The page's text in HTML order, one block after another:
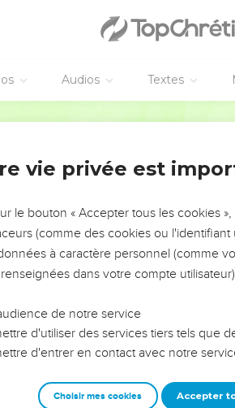
Audios Textes
DE L’ANNÉE !
LES VOTRES ?
leur impact, leur foi ou leur vision. Mais
qu'ils ont traversés, alors même que ce
et responsables reviennent sur les erreurs
avec plus de sagesse afin que leurs
ministère, une équipe, un groupe ou une
vie privée est
le bouton « Accepter tous les cookies
(comme des cookies ou
à caractère personnel (comme
dans votre compte
de notre service
d'utiliser des services tiers tels que
d'entrer en contact avec notre
Choisir mes cookies Accepter